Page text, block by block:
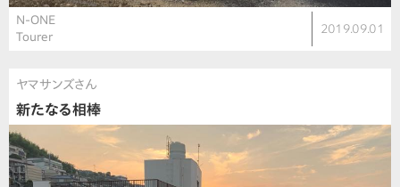
N-ONE
Tourer
2019.09.01
ヤマサンズさん
新たなる相棒